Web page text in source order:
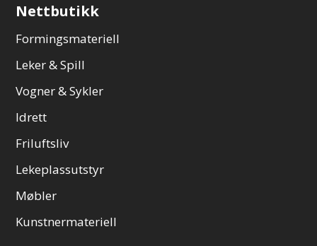
Nettbutikk
Formingsmateriell
Leker & Spill
Vogner & Sykler
Idrett
Friluftsliv
Lekeplassutstyr
Møbler
Kunstnermateriell